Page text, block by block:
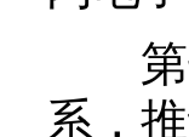
第七
系，